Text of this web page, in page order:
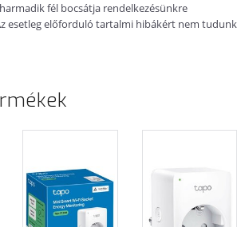
fél bocsátja rendelkezésünkre
esetleg előforduló tartalmi hibákért nem tudunk